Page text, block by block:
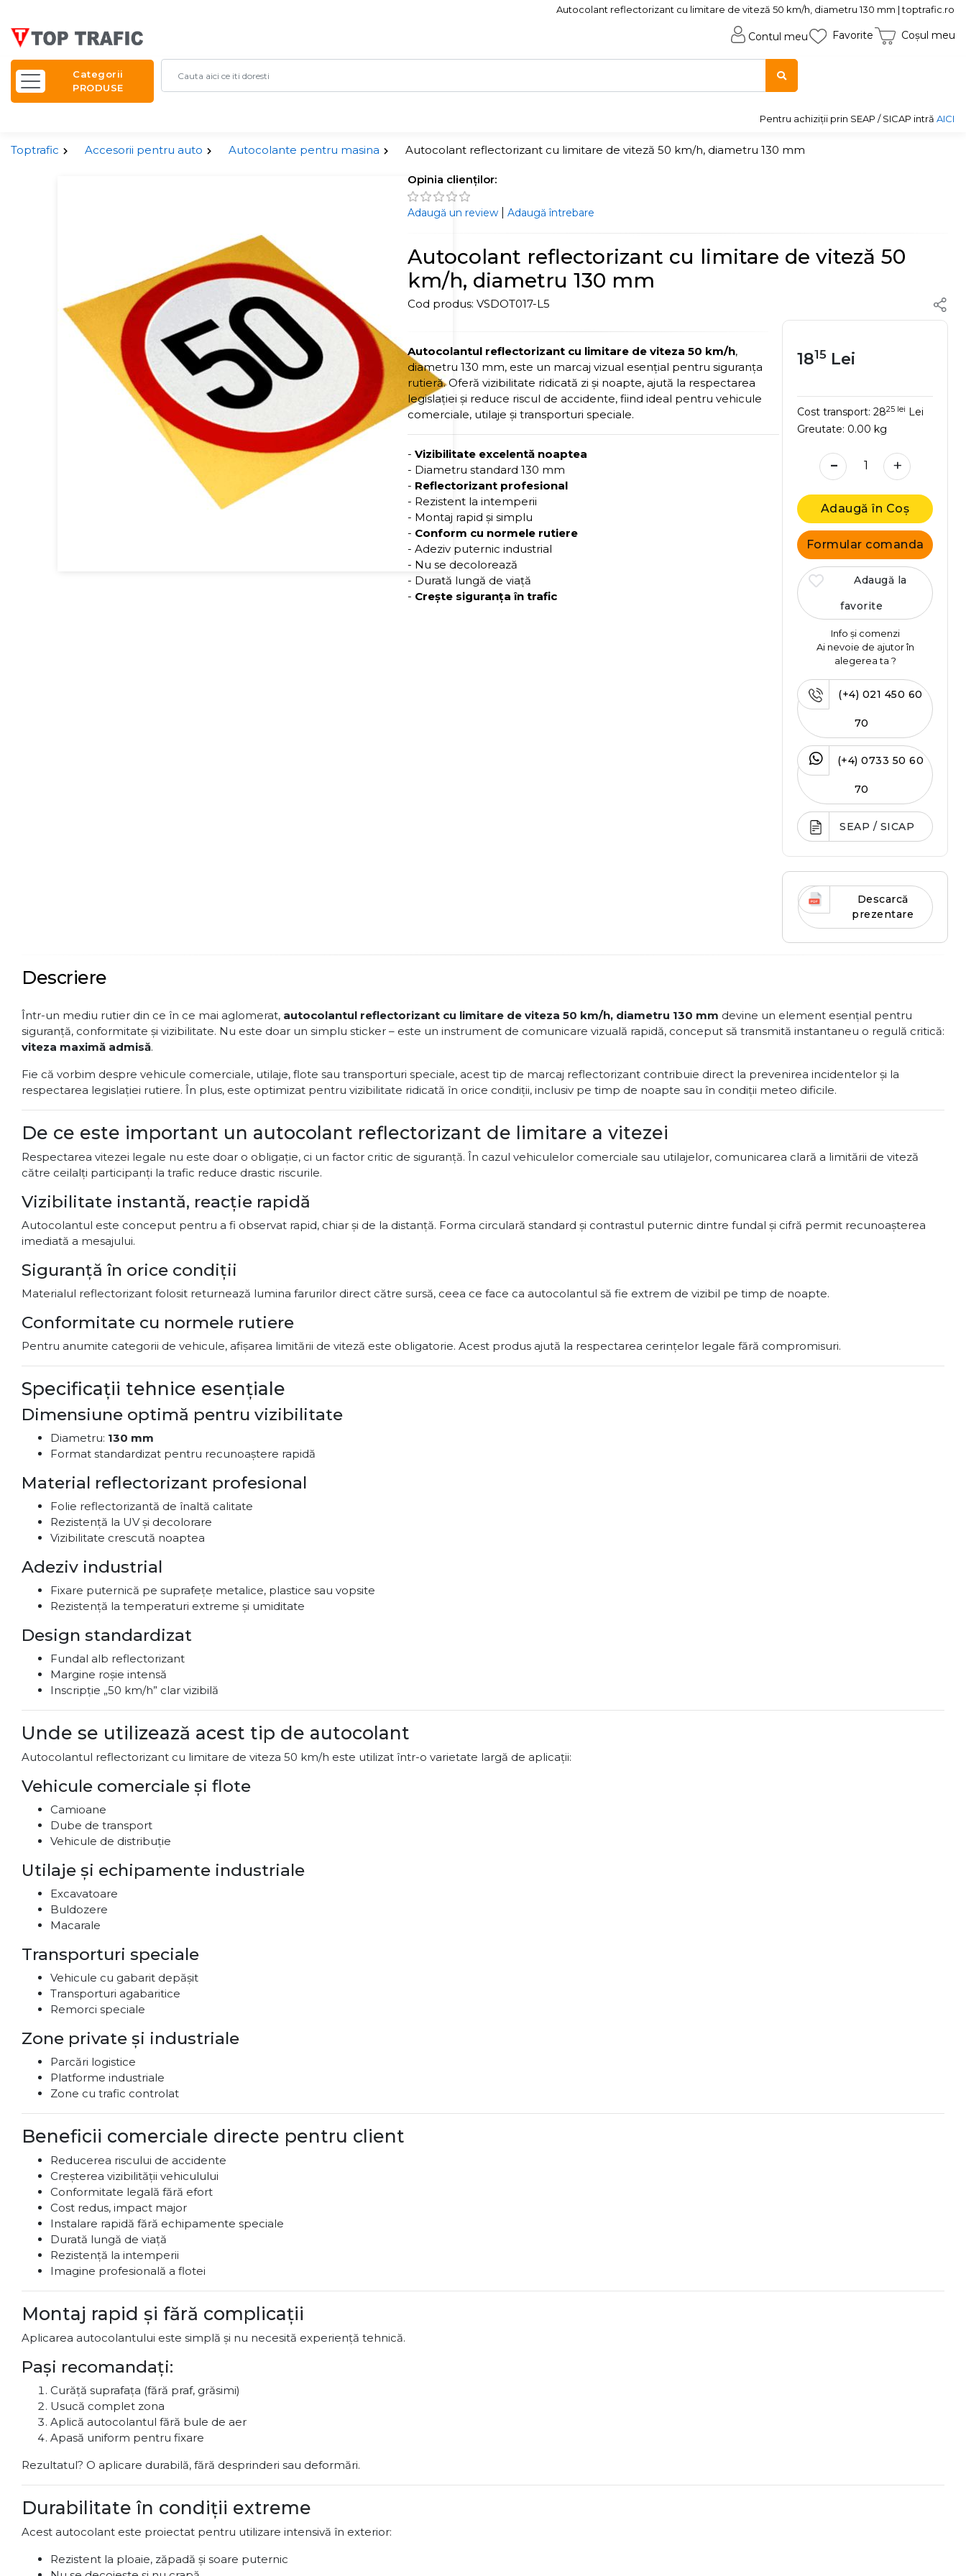
Autocolant reflectorizant cu limitare de viteză 50 km/h, diametru 130 mm | toptrafic.ro
Contul meu Favorite Coșul meu
Categorii
PRODUSE
Pentru achiziții prin SEAP / SICAP intră AICI
Toptrafic Accesorii pentru auto Autocolante pentru masina Autocolant reflectorizant cu limitare de viteză 50 km/h, diametru 130 mm
Opinia clienților:
Adaugă un review |Adaugă întrebare
Autocolant reflectorizant cu limitare de viteză 50
km/h, diametru 130 mm
Cod produs: VSDOT017-L5
Autocolantul reflectorizant cu limitare de viteza 50 km/h,
diametru 130 mm, este un marcaj vizual esențial pentru siguranța
rutieră. Oferă vizibilitate ridicată zi și noapte, ajută la respectarea
legislației și reduce riscul de accidente, fiind ideal pentru vehicule
comerciale, utilaje și transporturi speciale.
- Vizibilitate excelentă noaptea
- Diametru standard 130 mm
- Reflectorizant profesional
- Rezistent la intemperii
- Montaj rapid și simplu
- Conform cu normele rutiere
- Adeziv puternic industrial
- Nu se decolorează
- Durată lungă de viață
- Crește siguranța în trafic
1815 Lei
Cost transport:2825 lei Lei
Greutate: 0.00 kg
- +
Adaugă în Coș
Formular comanda
Adaugă la
favorite
Info și comenzi
Ai nevoie de ajutor în
alegerea ta ?
(+4) 021 450 60
70
(+4) 0733 50 60
70
SEAP / SICAP
Descarcă
prezentare
Descriere
Într-un mediu rutier din ce în ce mai aglomerat, autocolantul reflectorizant cu limitare de viteza 50 km/h, diametru 130 mm devine un element esențial pentru
siguranță, conformitate și vizibilitate. Nu este doar un simplu sticker – este un instrument de comunicare vizuală rapidă, conceput să transmită instantaneu o regulă critică:
viteza maximă admisă.
Fie că vorbim despre vehicule comerciale, utilaje, flote sau transporturi speciale, acest tip de marcaj reflectorizant contribuie direct la prevenirea incidentelor și la
respectarea legislației rutiere. În plus, este optimizat pentru vizibilitate ridicată în orice condiții, inclusiv pe timp de noapte sau în condiții meteo dificile.
De ce este important un autocolant reflectorizant de limitare a vitezei
Respectarea vitezei legale nu este doar o obligație, ci un factor critic de siguranță. În cazul vehiculelor comerciale sau utilajelor, comunicarea clară a limitării de viteză
către ceilalți participanți la trafic reduce drastic riscurile.
Vizibilitate instantă, reacție rapidă
Autocolantul este conceput pentru a fi observat rapid, chiar și de la distanță. Forma circulară standard și contrastul puternic dintre fundal și cifră permit recunoașterea
imediată a mesajului.
Siguranță în orice condiții
Materialul reflectorizant folosit returnează lumina farurilor direct către sursă, ceea ce face ca autocolantul să fie extrem de vizibil pe timp de noapte.
Conformitate cu normele rutiere
Pentru anumite categorii de vehicule, afișarea limitării de viteză este obligatorie. Acest produs ajută la respectarea cerințelor legale fără compromisuri.
Specificații tehnice esențiale
Dimensiune optimă pentru vizibilitate
Diametru: 130 mm
Format standardizat pentru recunoaștere rapidă
Material reflectorizant profesional
Folie reflectorizantă de înaltă calitate
Rezistență la UV și decolorare
Vizibilitate crescută noaptea
Adeziv industrial
Fixare puternică pe suprafețe metalice, plastice sau vopsite
Rezistență la temperaturi extreme și umiditate
Design standardizat
Fundal alb reflectorizant
Margine roșie intensă
Inscripție „50 km/h” clar vizibilă
Unde se utilizează acest tip de autocolant
Autocolantul reflectorizant cu limitare de viteza 50 km/h este utilizat într-o varietate largă de aplicații:
Vehicule comerciale și flote
Camioane
Dube de transport
Vehicule de distribuție
Utilaje și echipamente industriale
Excavatoare
Buldozere
Macarale
Transporturi speciale
Vehicule cu gabarit depășit
Transporturi agabaritice
Remorci speciale
Zone private și industriale
Parcări logistice
Platforme industriale
Zone cu trafic controlat
Beneficii comerciale directe pentru client
Reducerea riscului de accidente
Creșterea vizibilității vehiculului
Conformitate legală fără efort
Cost redus, impact major
Instalare rapidă fără echipamente speciale
Durată lungă de viață
Rezistență la intemperii
Imagine profesională a flotei
Montaj rapid și fără complicații
Aplicarea autocolantului este simplă și nu necesită experiență tehnică.
Pași recomandați:
Curăță suprafața (fără praf, grăsimi)
Usucă complet zona
Aplică autocolantul fără bule de aer
Apasă uniform pentru fixare
Rezultatul? O aplicare durabilă, fără desprinderi sau deformări.
Durabilitate în condiții extreme
Acest autocolant este proiectat pentru utilizare intensivă în exterior:
Rezistent la ploaie, zăpadă și soare puternic